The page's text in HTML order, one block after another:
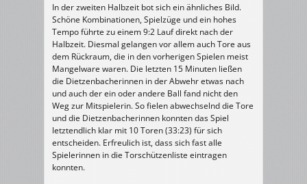
In der zweiten Halbzeit bot sich ein ähnliches Bild.
Schöne Kombinationen, Spielzüge und ein hohes
Tempo führte zu einem 9:2 Lauf direkt nach der
Halbzeit. Diesmal gelangen vor allem auch Tore aus
dem Rückraum, die in den vorherigen Spielen meist
Mangelware waren. Die letzten 15 Minuten ließen
die Dietzenbacherinnen in der Abwehr etwas nach
und auch der ein oder andere Ball fand nicht den
Weg zur Mitspielerin. So fielen abwechselnd die Tore
und die Dietzenbacherinnen konnten das Spiel
letztendlich klar mit 10 Toren (33:23) für sich
entscheiden. Erfreulich ist, dass sich fast alle
Spielerinnen in die Torschützenliste eintragen
konnten.